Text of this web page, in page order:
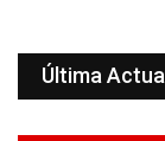
Última